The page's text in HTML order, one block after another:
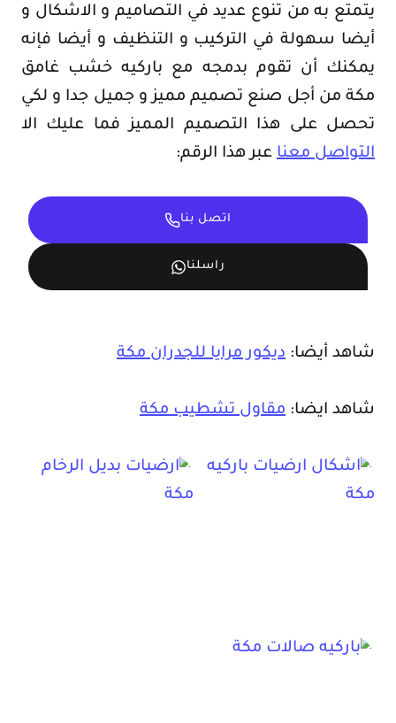
يتمتع به من تنوع عديد في التصاميم و الاشكال و
أيضا سهولة في التركيب و التنظيف و أيضا فإنه
يمكنك أن تقوم بدمجه مع باركيه خشب غامق
مكة من أجل صنع تصميم مميز و جميل جدا و لكي
تحصل على هذا التصميم المميز فما عليك الا
التواصل معنا عبر هذا الرقم:
اتصل بنا
راسلنا
شاهد أيضا: ديكور مرايا للجدران مكة
شاهد ايضا: مقاول تشطيب مكة